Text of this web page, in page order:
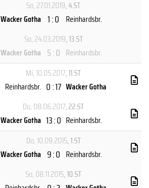
So, 27.01.2019, 4.ST
Wacker Gotha 1 : 0 Reinhardsbr.
So, 24.03.2019, 13.ST
Wacker Gotha 5 : 0 Reinhardsbr.
Mi, 10.05.2017, 11.ST
Reinhardsbr. 0 : 17 Wacker Gotha
Do, 08.06.2017, 22.ST
Wacker Gotha 13 : 0 Reinhardsbr.
Do, 10.09.2015, 1.ST
Wacker Gotha 9 : 0 Reinhardsbr.
So, 08.11.2015, 10.ST